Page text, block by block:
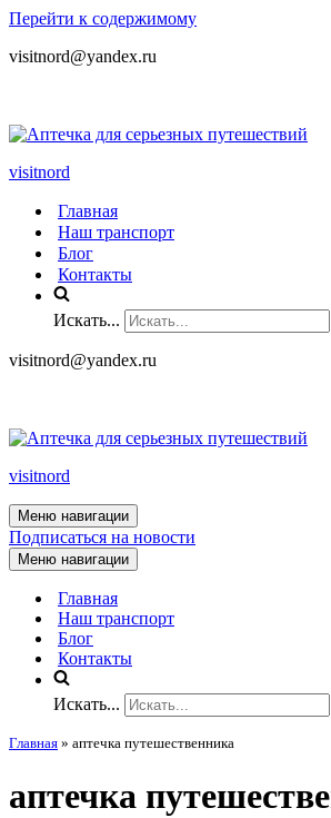
Перейти к содержимому
visitnord@yandex.ru
visitnord
Главная
Наш транспорт
Блог
Контакты
Искать...
visitnord@yandex.ru
visitnord
Меню навигации
Подписаться на новости
Меню навигации
Главная
Наш транспорт
Блог
Контакты
Искать...
Главная » аптечка путешественника
аптечка